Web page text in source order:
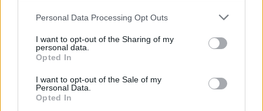
Personal Data Processing Opt Outs
I want to opt-out of the Sharing of my
personal data.
Opted In
I want to opt-out of the Sale of my
Personal Data.
Opted In
Απόψε τα δοκιμαστικά δρομολόγια για την
επέκταση του Μετρό Θεσσαλονίκης προς
Ο υφυπουργός Υποδομών Νίκος Ταχιάος εξήγησε γιατί τα
πρώτα δρομολόγια θα γίνονται νυχτερινές ώρες χωρίς
επιβάτες, και τι προβλέπεται για εισιτήρια και νέες